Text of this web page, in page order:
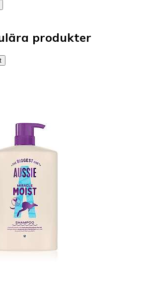
produkter